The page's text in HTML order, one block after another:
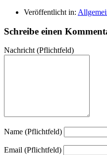
Veröffentlicht in:
Schreibe einen
Nachricht (Pflichtfeld)
Name (Pflichtfeld)
Email (Pflichtfeld)